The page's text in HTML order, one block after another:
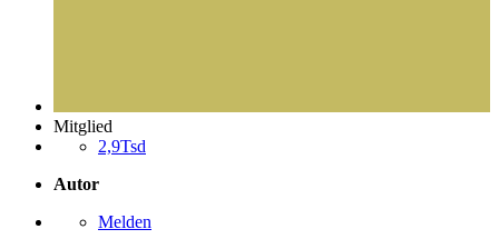
Mitglied
2,9Tsd
Autor
Melden